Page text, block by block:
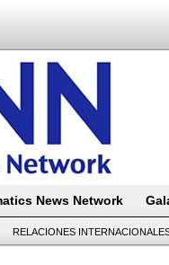
News Network
RELACIONES